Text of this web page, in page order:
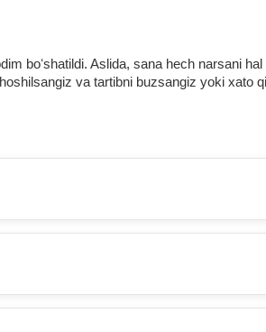
boʻshatildi. Aslida, sana hech narsani
va tartibni buzsangiz yoki хato